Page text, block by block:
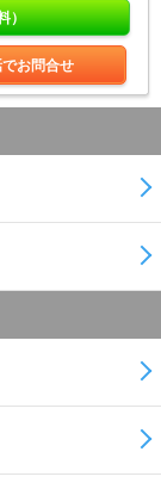
）
でお問合せ